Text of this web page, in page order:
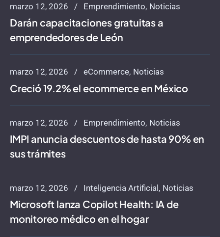
marzo 12, 2026 Emprendimiento Noticias
Darán capacitaciones gratuitas a
emprendedores de León
marzo 12, 2026 eCommerce Noticias
Creció 19.2% el ecommerce en México
marzo 12, 2026 Emprendimiento Noticias
IMPI anuncia descuentos de hasta 90% en
sus trámites
marzo 12, 2026 Inteligencia Artificial Noticias
Microsoft lanza Copilot Health: IA de
monitoreo médico en el hogar